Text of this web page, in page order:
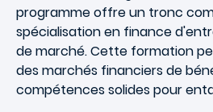
programme offre un tronc
spécialisation en finance
de marché. Cette formation
des marchés financiers de
compétences solides pour